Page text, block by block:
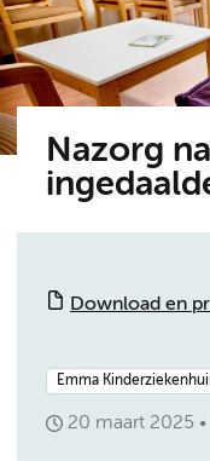
Nazorg
Download en
Emma
20 maart 2025